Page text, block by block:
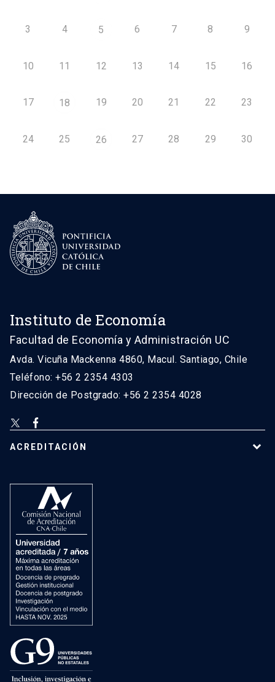
3 4 5 6 7 8 9
10 11 12 13 14 15 16
17 18 19 20 21 22 23
24 25 26 27 28 29 30
Instituto de Economía
Facultad de Economía y Administración UC
Avda. Vicuña Mackenna 4860, Macul. Santiago, Chile
Teléfono: +56 2 2354 4303
Dirección de Postgrado: +56 2 2354 4028
ACREDITACIÓN